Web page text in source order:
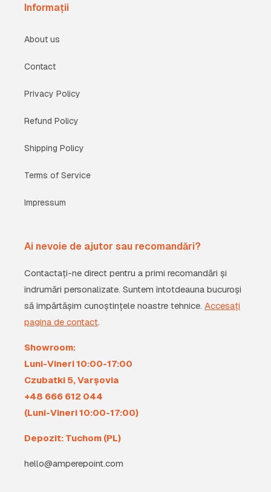
Informații
About us
Contact
Privacy Policy
Refund Policy
Shipping Policy
Terms of Service
Impressum
Ai nevoie de ajutor sau recomandări?
Contactați-ne direct pentru a primi recomandări și
îndrumări personalizate. Suntem întotdeauna bucuroși
să împărtășim cunoștințele noastre tehnice. Accesați
pagina de contact.
Showroom:
Luni-Vineri 10:00-17:00
Czubatki 5, Varșovia
+48 666 612 044
(Luni-Vineri 10:00-17:00)
Depozit: Tuchom (PL)
hello@amperepoint.com